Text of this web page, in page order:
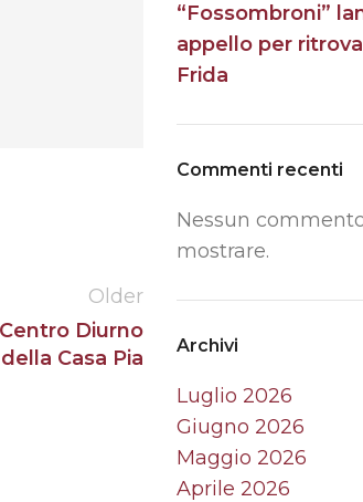
Older
Diurno
della Casa Pia
“Fossombroni”
appello per
Frida
Commenti recenti
Nessun
mostrare.
Archivi
Luglio 2026
Giugno 2026
Maggio 2026
Aprile 2026